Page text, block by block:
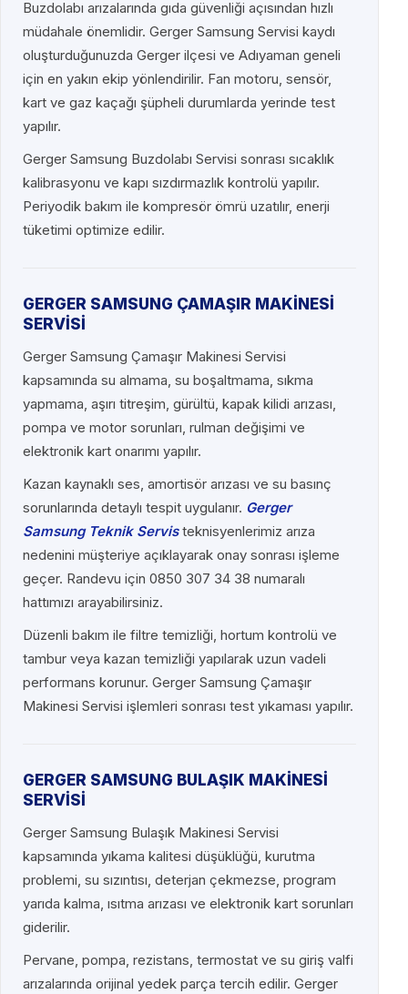
Buzdolabı arızalarında gıda güvenliği açısından hızlı
müdahale önemlidir. Gerger Samsung Servisi kaydı
oluşturduğunuzda Gerger ilçesi ve Adıyaman geneli
için en yakın ekip yönlendirilir. Fan motoru, sensör,
kart ve gaz kaçağı şüpheli durumlarda yerinde test
yapılır.
Gerger Samsung Buzdolabı Servisi sonrası sıcaklık
kalibrasyonu ve kapı sızdırmazlık kontrolü yapılır.
Periyodik bakım ile kompresör ömrü uzatılır, enerji
tüketimi optimize edilir.
GERGER SAMSUNG ÇAMAŞIR MAKİNESİ
SERVİSİ
Gerger Samsung Çamaşır Makinesi Servisi
kapsamında su almama, su boşaltmama, sıkma
yapmama, aşırı titreşim, gürültü, kapak kilidi arızası,
pompa ve motor sorunları, rulman değişimi ve
elektronik kart onarımı yapılır.
Kazan kaynaklı ses, amortisör arızası ve su basınç
sorunlarında detaylı tespit uygulanır. Gerger
Samsung Teknik Servisteknisyenlerimiz arıza
nedenini müşteriye açıklayarak onay sonrası işleme
geçer. Randevu için 0850 307 34 38 numaralı
hattımızı arayabilirsiniz.
Düzenli bakım ile filtre temizliği, hortum kontrolü ve
tambur veya kazan temizliği yapılarak uzun vadeli
performans korunur. Gerger Samsung Çamaşır
Makinesi Servisi işlemleri sonrası test yıkaması yapılır.
GERGER SAMSUNG BULAŞIK MAKİNESİ
SERVİSİ
Gerger Samsung Bulaşık Makinesi Servisi
kapsamında yıkama kalitesi düşüklüğü, kurutma
problemi, su sızıntısı, deterjan çekmezse, program
yarıda kalma, ısıtma arızası ve elektronik kart sorunları
giderilir.
Pervane, pompa, rezistans, termostat ve su giriş valfi
arızalarında orijinal yedek parça tercih edilir. Gerger